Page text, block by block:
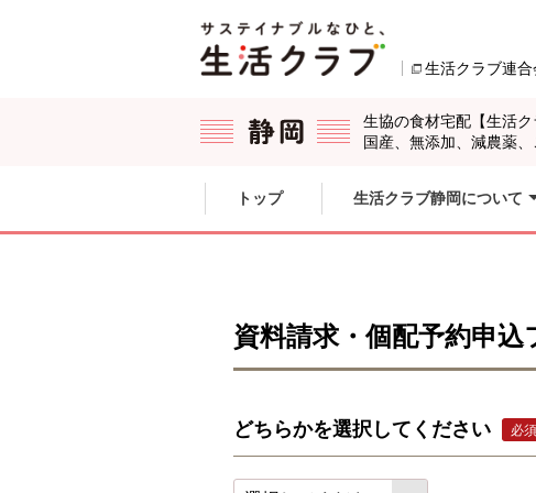
生活クラブ連合
生協の食材宅配【生活ク
国産、無添加、減農薬
ここからサイト内共通メニューです。
サイト内共通メニューをスキップする
トップ 生活クラブ静岡について
資料請求・個配予約申込
どちらかを選択してください 必須